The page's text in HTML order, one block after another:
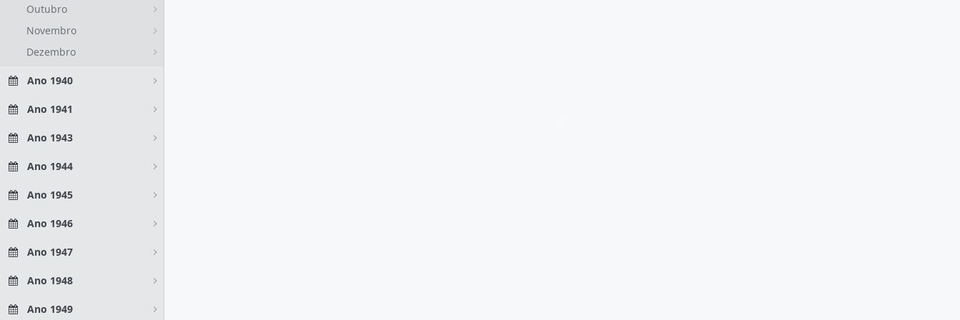
Outubro
Novembro
Dezembro
Ano 1940
Ano 1941
Ano 1943
Ano 1944
Ano 1945
Ano 1946
Ano 1947
Ano 1948
Ano 1949